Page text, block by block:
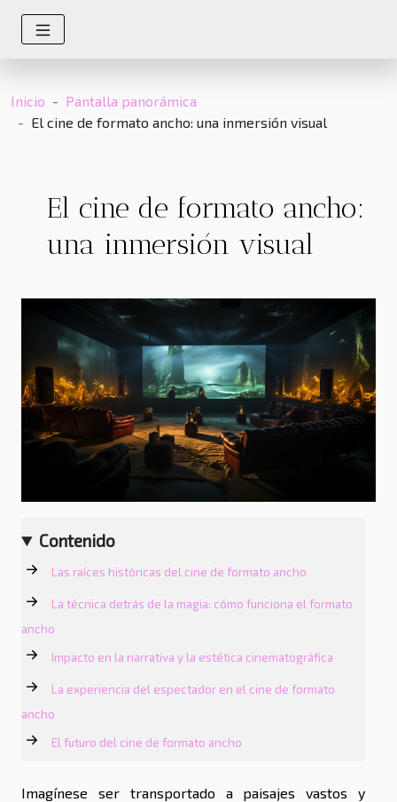
Inicio
Pantalla panorámica
El cine de formato ancho: una inmersión visual
El cine de formato ancho:
una inmersión visual
Contenido
Las raíces históricas del cine de formato ancho
La técnica detrás de la magia: cómo funciona el formato
ancho
Impacto en la narrativa y la estética cinematográfica
La experiencia del espectador en el cine de formato
ancho
El futuro del cine de formato ancho
Imagínese ser transportado a paisajes vastos y